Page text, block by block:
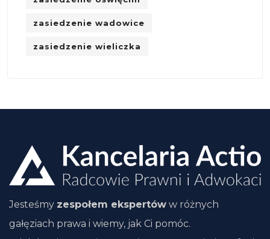
zasiedzenie wadowice
zasiedzenie wieliczka
Jesteśmy zespołem ekspertów w różnych
gałęziach prawa i wiemy, jak Ci pomóc.